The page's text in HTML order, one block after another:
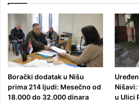
Borački dodatak u Nišu
prima 214 ljudi: Mesečno od
18.000 do 32.000 dinara
Nišavi:
u Ulici